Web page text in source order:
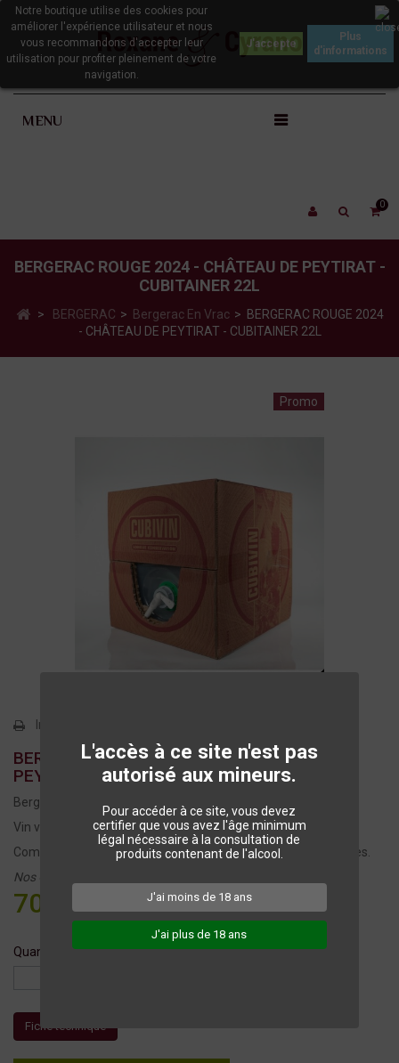
0
Notre boutique utilise des cookies pour
améliorer l'expérience utilisateur et nous
vous recommandons d'accepter leur
utilisation pour profiter pleinement de votre
navigation.
Plus
d'informations
MENU
L'accès à ce site n'est pas
autorisé aux mineurs.
Pour accéder à ce site, vous devez
certifier que vous avez l'âge minimum
légal nécessaire à la consultation de
produits contenant de l'alcool.
J'ai moins de 18 ans
J'ai plus de 18 ans
BERGERAC ROUGE 2024 - CHÂTEAU DE PEYTIRAT -
CUBITAINER 22L
> BERGERAC > Bergerac En Vrac > BERGERAC ROUGE 2024
- CHÂTEAU DE PEYTIRAT - CUBITAINER 22L
Promo
Imprimer
BERGERAC ROUGE 2024 - CHÂTEAU DE
PEYTIRAT - CUBITAINER 22L
Bergerac Rouge CHÂTEAU DE PEYTIRAT 2024
Vin vrac en cubitainer de 22L
Comprenant l'emballage réutilisable, le robinet et les étiquettes.
Nos Cubitainers sont disponibles uniquement sur commande.
70,00 €
Quantité
Fiche technique